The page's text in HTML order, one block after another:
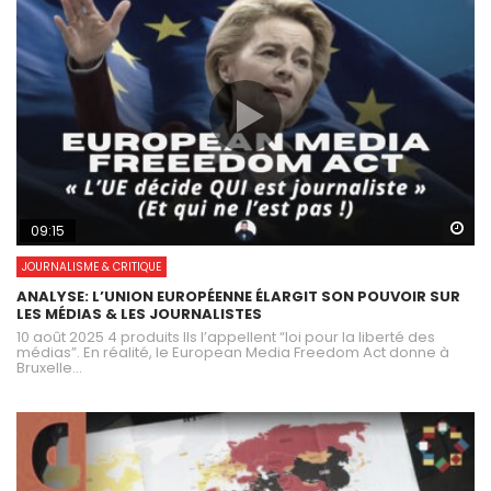
09:15
JOURNALISME & CRITIQUE
ANALYSE: L’UNION EUROPÉENNE ÉLARGIT SON POUVOIR SUR
LES MÉDIAS & LES JOURNALISTES
10 août 2025 4 produits Ils l’appellent “loi pour la liberté des
médias”. En réalité, le European Media Freedom Act donne à
Bruxelle...